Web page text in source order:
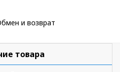
и возврат
товара